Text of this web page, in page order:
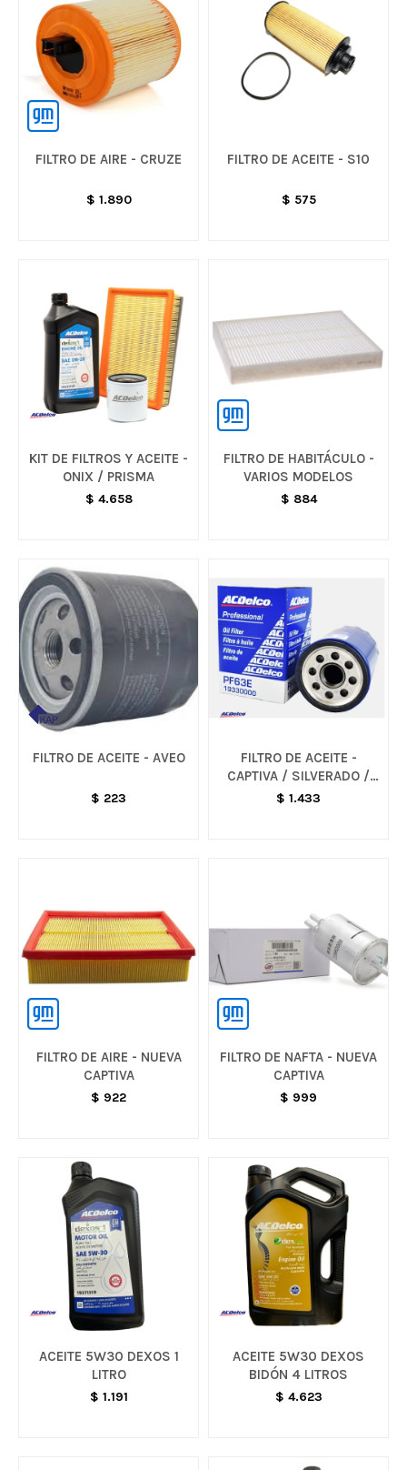
FILTRO DE AIRE - CRUZE
$ 1.890
FILTRO DE ACEITE - S10
$ 575
KIT DE FILTROS Y ACEITE -
ONIX / PRISMA
$ 4.658
FILTRO DE HABITÁCULO -
VARIOS MODELOS
$ 884
FILTRO DE ACEITE - AVEO
$ 223
FILTRO DE ACEITE -
CAPTIVA / SILVERADO /
CAMARO
$ 1.433
FILTRO DE AIRE - NUEVA
CAPTIVA
$ 922
FILTRO DE NAFTA - NUEVA
CAPTIVA
$ 999
ACEITE 5W30 DEXOS 1
LITRO
$ 1.191
ACEITE 5W30 DEXOS
BIDÓN 4 LITROS
$ 4.623